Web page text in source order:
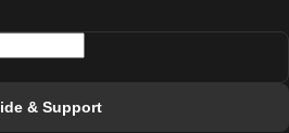
& Support